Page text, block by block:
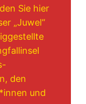
Sie hier
„Juwel“
den
und